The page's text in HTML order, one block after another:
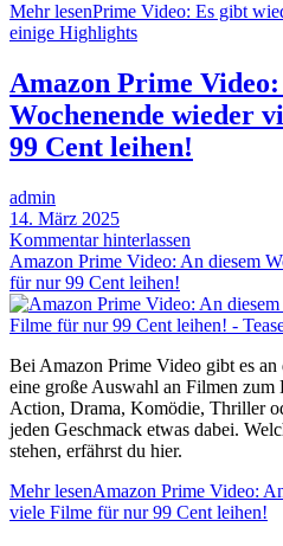
Mehr lesenPrime Video: Es gibt
einige Highlights
Amazon Prime
Wochenende wieder
99 Cent leihen!
admin
14. März 2025
Kommentar hinterlassen
Amazon Prime Video: An diesem
für nur 99 Cent leihen!
Bei Amazon Prime Video gibt es an
eine große Auswahl an Filmen
Action, Drama, Komödie, Thriller
jeden Geschmack etwas dabei.
stehen, erfährst du hier.
Mehr lesenAmazon Prime Video:
viele Filme für nur 99 Cent leihen!